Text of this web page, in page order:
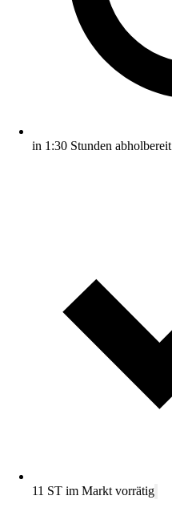
in 1:30 Stunden abholbereit
11 ST im Markt vorrätig